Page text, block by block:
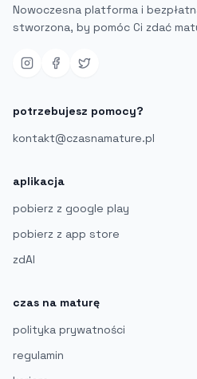
Nowoczesna platforma i
stworzona, by pomóc Ci zdać
potrzebujesz pomocy?
kontakt@czasnamature.pl
aplikacja
pobierz z google play
pobierz z app store
zdAI
czas na maturę
polityka prywatności
regulamin